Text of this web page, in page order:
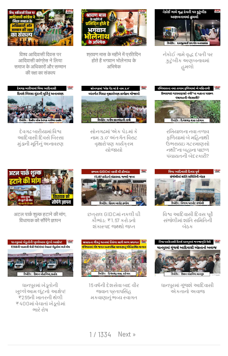
विश्व आदिवासी दिवस पर
आदिवासी कांग्रेस ने लिया
समाज के अधिकारों और सम्मान
की रक्षा का संकल्प
श्रावण मास के महीने में प्रतिदिन
होते है भगवान भोलेनाथ के
अभिषेक
નેકોઈ ગામે વૃદ્ધ દંપતી પર
કુટુંબીક અણબનાવમાં
હુમલો
દેવગઢ બારીયામાં વિશ્વ
આદિવાસી દિવસે બિરસા
મુંડાની મૂર્તિનું અનાવરણ
સોનગઢમાં ‘એક પેડ માં કે
નામ ૩.૦' અંતર્ગત વિરાટ
વૃક્ષારોપણ કાર્યક્રમ
યોજાયો
રખિયાલના નવા તળાવ
ફળિયામાં બે મહિનાથી
ઉભરાયઇ ગટરમાણસો
નથી”ના બહાના પાછળ
પંચાયતની બેદરકારી?
अटल पार्क शुल्क हटाने की मांग,
विधायक को सौंपेंगे ज्ञापन
છત્રાલ GIDCમાં નકલી ઘી
કૌભાંડ: ₹1.67 કરોડનો
શંકાસ્પદ જથ્થો જપ્ત
વિશ્વ આદિવાસી દિવસ પૂર્વે
સંજેલીમાં શાંતિ સમિતિની
બેઠક
ધાનપુરમાં ખેડૂતોની
ખુલ્લેઆમ લૂંટનો આક્ષેપ!
₹266ની ખાતરની થેલી
₹400માં વેચાતાં ખેડૂતોમાં
ભારે રોષ
16 વર્ષની દેશસેવા બાદ વીર
જવાન પ્રતાપસિંહ
મકવાણાનું ભવ્ય સ્વાગત
ધાનપુરમાં ગૂંજશે આદિવાસી
એકતાનો અવાજ
1 / 1334 Next »